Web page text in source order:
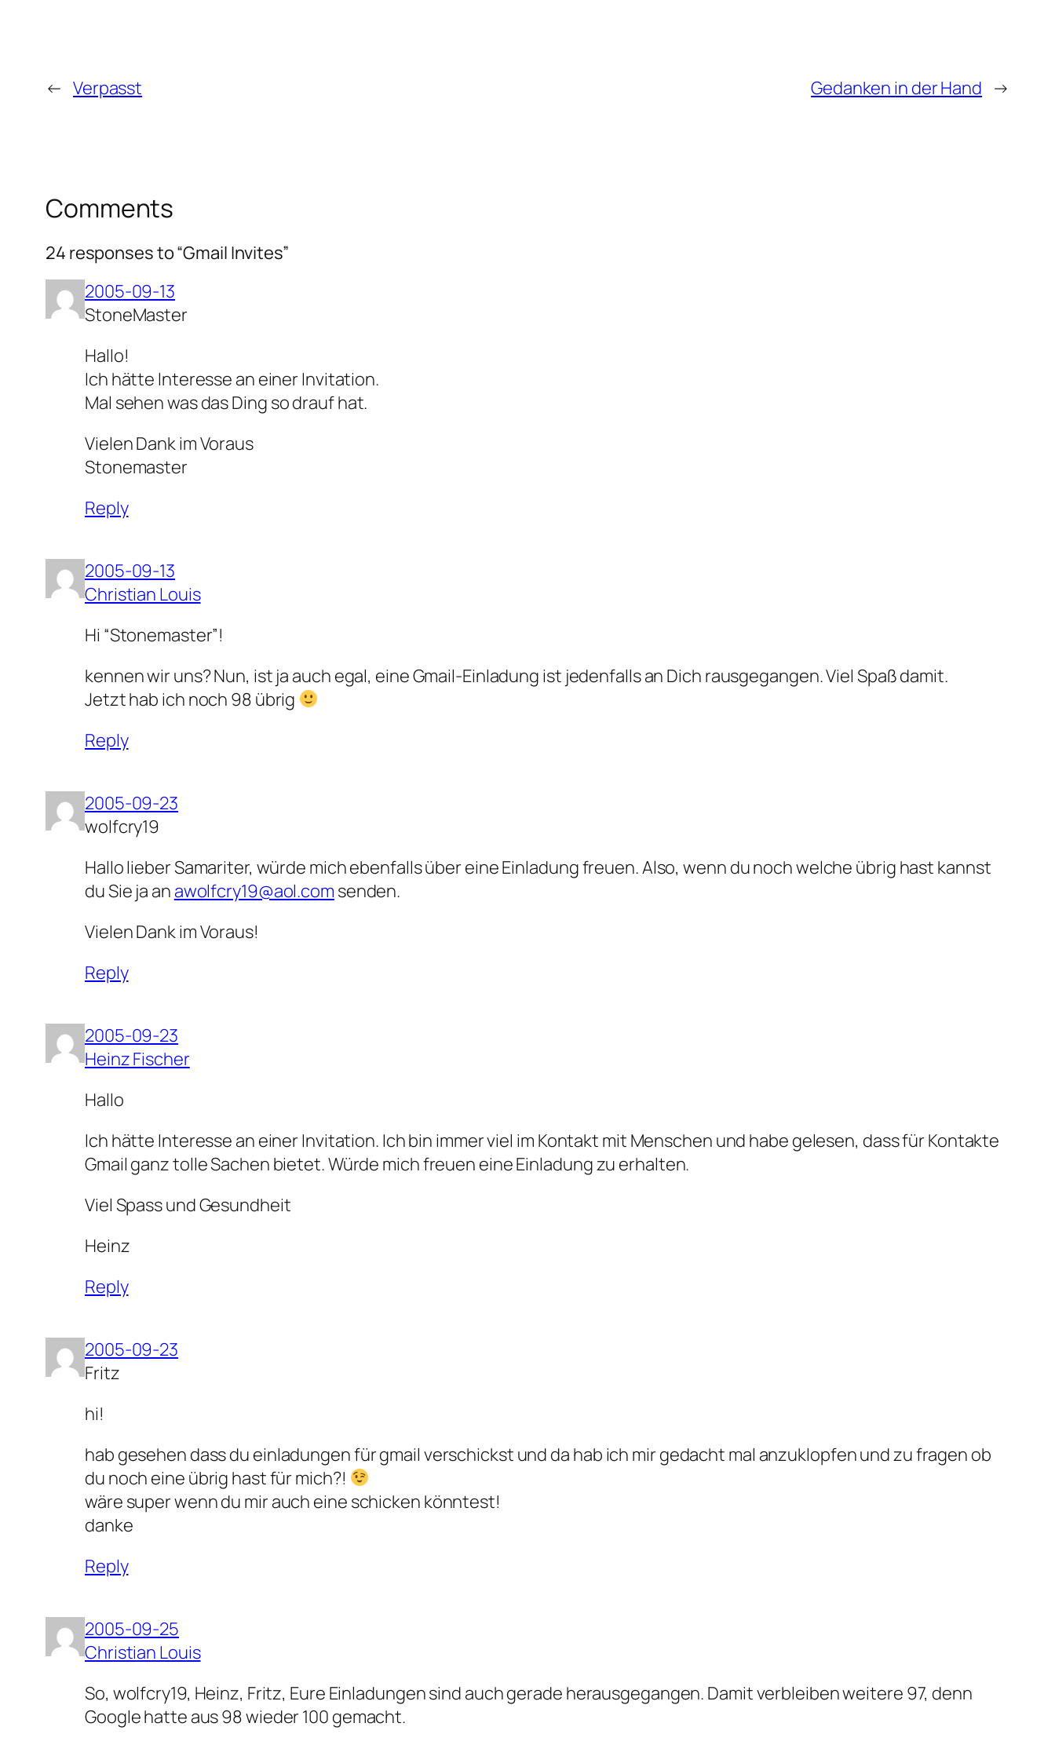
← Verpasst Gedanken in der Hand →
Comments
24 responses to “Gmail Invites”
2005-09-13
StoneMaster
Hallo!
Ich hätte Interesse an einer Invitation.
Mal sehen was das Ding so drauf hat.
Vielen Dank im Voraus
Stonemaster
Reply
2005-09-13
Christian Louis
Hi “Stonemaster”!
kennen wir uns? Nun, ist ja auch egal, eine Gmail-Einladung ist jedenfalls an Dich rausgegangen. Viel Spaß damit.
Jetzt hab ich noch 98 übrig
Reply
2005-09-23
wolfcry19
Hallo lieber Samariter, würde mich ebenfalls über eine Einladung freuen. Also, wenn du noch welche übrig hast kannst
du Sie ja an awolfcry19@aol.com senden.
Vielen Dank im Voraus!
Reply
2005-09-23
Heinz Fischer
Hallo
Ich hätte Interesse an einer Invitation. Ich bin immer viel im Kontakt mit Menschen und habe gelesen, dass für Kontakte
Gmail ganz tolle Sachen bietet. Würde mich freuen eine Einladung zu erhalten.
Viel Spass und Gesundheit
Heinz
Reply
2005-09-23
Fritz
hi!
hab gesehen dass du einladungen für gmail verschickst und da hab ich mir gedacht mal anzuklopfen und zu fragen ob
du noch eine übrig hast für mich?!
wäre super wenn du mir auch eine schicken könntest!
danke
Reply
2005-09-25
Christian Louis
So, wolfcry19, Heinz, Fritz, Eure Einladungen sind auch gerade herausgegangen. Damit verbleiben weitere 97, denn
Google hatte aus 98 wieder 100 gemacht.